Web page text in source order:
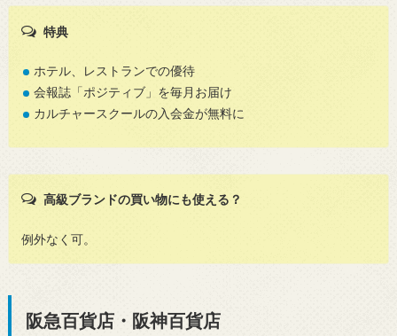
特典
ホテル、レストランでの優待
会報誌「ポジティブ」を毎月お届け
カルチャースクールの入会金が無料に
高級ブランドの買い物にも使える？
例外なく可。
阪急百貨店・阪神百貨店